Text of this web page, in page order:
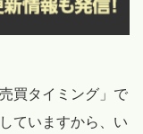
買タイミング」で
ていますから、い